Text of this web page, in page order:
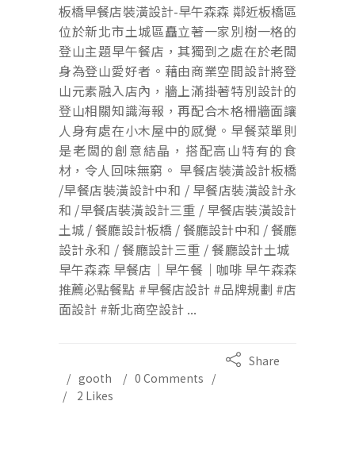
板橋早餐店裝潢設計-早午森森 鄰近板橋區
位於新北市土城區矗立著一家別樹一格的
登山主題早午餐店，其獨到之處在於老闆
身為登山愛好者。藉由商業空間設計將登
山元素融入店內，牆上滿掛著特別設計的
登山相關知識海報，再配合木格柵牆面讓
人身有處在小木屋中的感覺。早餐菜單則
是老闆的創意結晶，搭配高山特有的食
材，令人回味無窮。 早餐店裝潢設計板橋
/早餐店裝潢設計中和 / 早餐店裝潢設計永
和 /早餐店裝潢設計三重 / 早餐店裝潢設計
土城 / 餐廳設計板橋 / 餐廳設計中和 / 餐廳
設計永和 / 餐廳設計三重 / 餐廳設計土城
早午森森 早餐店｜早午餐｜咖啡 早午森森
推薦必點餐點 #早餐店設計 #品牌規劃 #店
面設計 #新北商空設計 ...
gooth 0 Comments
Share
2 Likes